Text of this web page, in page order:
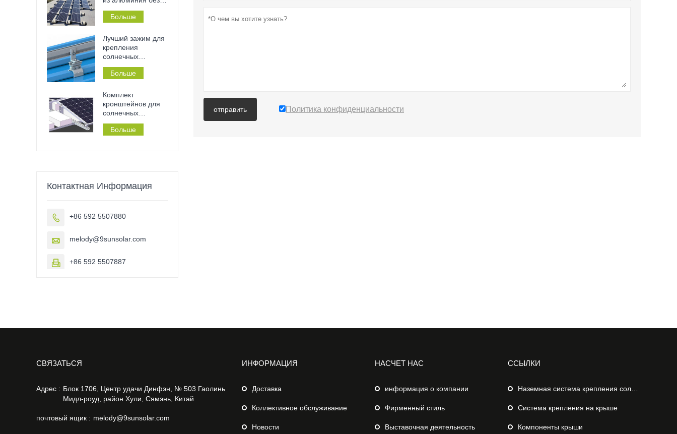
отправить Политика конфиденциальности
сверления на
плоскую бетонную
для дома или
коммерческого
здания.
Больше
Лучший зажим для
крепления
солнечных
панелей на
жестяной крыше с
соединением.
Больше
Комплект
кронштейнов для
солнечных
панелей на
плоской крыше без
Больше
Контактная Информация
 +86 592 5507880
 melody@9sunsolar.com
 +86 592 5507887
CВЯЗАТЬСЯ
Адрес : Блок 1706, Центр удачи Динфэн, № 503 Гаолинь
Мидл-роуд, район Хули, Сямэнь, Китай
почтовый ящик : melody@9sunsolar.com
ИНФОРМАЦИЯ
Доставка
Коллективное обслуживание
Новости
НАСЧЕТ НАС
информация о компании
Фирменный стиль
Выставочная деятельность
ССЫЛКИ
Наземная система крепления солнечных батарей
Система крепления на крыше
Компоненты крыши